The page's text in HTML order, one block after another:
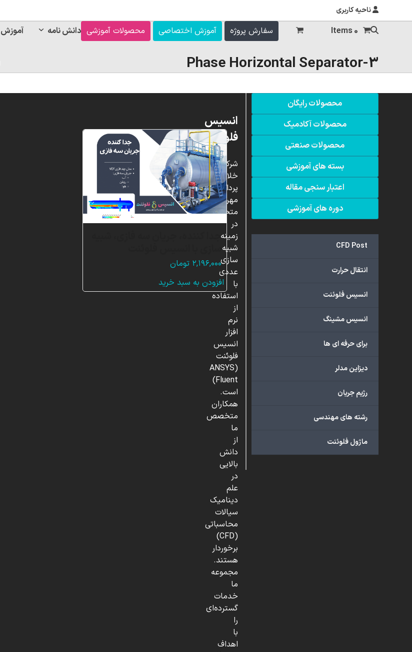
ناحیه کاربری
آموزش دانش نامه محصولات آموزشی آموزش اختصاصی سفارش پروژه 0 Items
3-Phase Horizontal Separator
جدا کننده، جریان سه فازی، شبیه
۲,۱۹۶,۰۰۰ تومان
افزودن به سبد خرید
محصولات رایگان
محصولات آکادمیک
محصولات صنعتی
بسته های آموزشی
اعتبار سنجی مقاله
دوره های آموزشی
CFD Post
انتقال حرارت
انسیس فلوئنت
انسیس مشینگ
برای حرفه ای ها
دیزاین مدلر
رژیم جریان
رشته های مهندسی
ماژول فلوئنت
انسیس
فلوئنت
شرکت
خلاق
پردازشگران
مهر،
متخصص
در
زمینه
شبیه
سازی
عددی
با
استفاده
از
نرم
افزار
انسیس
فلوئنت
(ANSYS
Fluent)
است.
همکاران
متخصص
ما
از
دانش
بالایی
در
علم
دینامیک
سیالات
محاسباتی
(CFD)
برخوردار
هستند.
مجموعه
ما
خدمات
گسترده‌ای
را
با
اهداف